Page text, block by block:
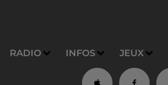
RADIO INFOS JEUX